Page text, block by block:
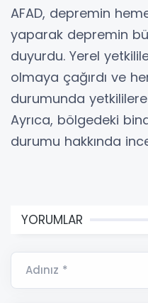
AFAD, depremin
yaparak depremin
duyurdu. Yerel
olmaya çağırdı ve
durumunda
Ayrıca, bölgedeki
durumu hakkında
YORUMLAR
Adınız *